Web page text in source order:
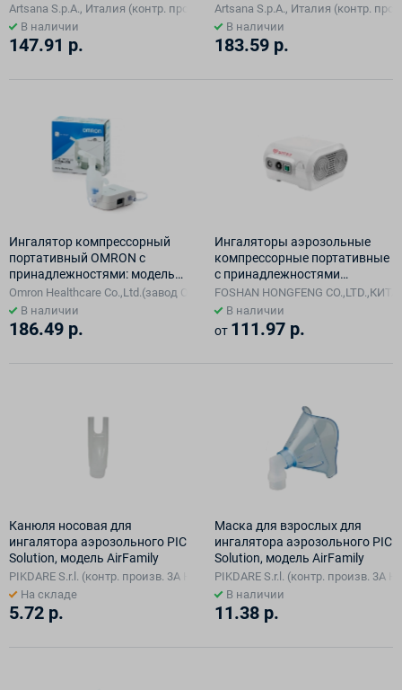
Artsana S.p.A., Италия (контр. произв.- Foshan Shunde One Electrical
В наличии
147.91 р.
Artsana S.p.A., Италия (контр.
В наличии
183.59 р.
Ингалятор компрессорный
портативный OMRON с
принадлежностями: модель
NE-C803 (NE-C803-E)
Omron Healthcare Co.,Ltd.(завод Omron Healthcare Manufacturing
В наличии
186.49 р.
Ингаляторы аэрозольные
компрессорные портативные
с принадлежностями
:Ингалятор аэрозольный
компрессорный портативный
sertsa с принадлежностями,
модель Air Basic (BC68001)
FOSHAN HONGFENG
В наличии
от 111.97 р.
Канюля носовая для
ингалятора аэрозольного PIC
Solution, модель AirFamily
PIKDARE S.r.l. (контр. произв. 3A Health Care S.r.I. в Италии)
На складе
5.72 р.
Маска для взрослых для
ингалятора аэрозольного PIC
Solution, модель AirFamily
PIKDARE S.r.l. (контр. произв. 3A
В наличии
11.38 р.